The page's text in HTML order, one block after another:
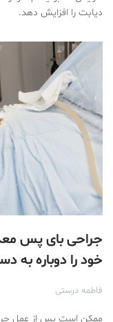
دیابت را افزایش دهد.
جراحی بای پس
خود را دوباره به
فاطمه درستی
ممکن است پس از عمل